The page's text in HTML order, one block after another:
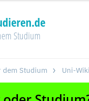
Studium
dem Studium Uni-Wiki